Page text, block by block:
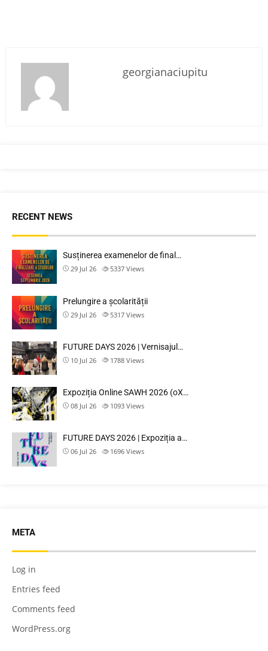
georgianaciupitu
RECENT NEWS
Susținerea examenelor de final…
29 Jul 26 5337 Views
Prelungire a școlarității
29 Jul 26 5317 Views
FUTURE DAYS 2026 | Vernisajul…
10 Jul 26 1788 Views
Expoziția Online SAWH 2026 (oX…
08 Jul 26 1093 Views
FUTURE DAYS 2026 | Expoziția a…
06 Jul 26 1696 Views
META
Log in
Entries feed
Comments feed
WordPress.org